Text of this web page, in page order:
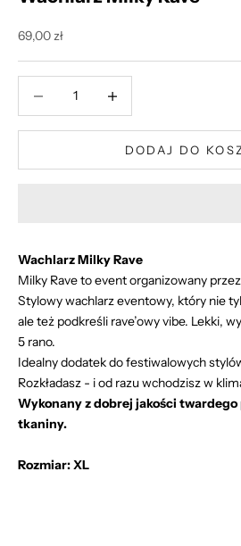
Cena promocyjna
69,00 zł
DODAJ DO
Wachlarz Milky Rave
Milky Rave to event organizowany
Stylowy wachlarz eventowy, który nie
ale też podkreśli rave’owy vibe. Lekki,
5 rano.
Idealny dodatek do festiwalowych
Rozkładasz - i od razu wchodzisz w
Wykonany z dobrej jakości
tkaniny.
Rozmiar: XL